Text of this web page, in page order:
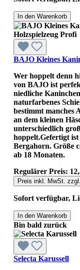
In den Warenkorb
BAJO Kleines
Wer hoppelt denn
von BAJO ist
niedliche
naturfarbenes
bestimmt manches
an dem kleinen
unterschiedlich
hoppelt.Gefertigt
Bergahorn. Größe
ab 18 Monaten.
Regulärer Preis:
Preis inkl. MwSt.
Sofort verfügbar,
In den Warenkorb
Bin bald zurück
Selecta Karussell